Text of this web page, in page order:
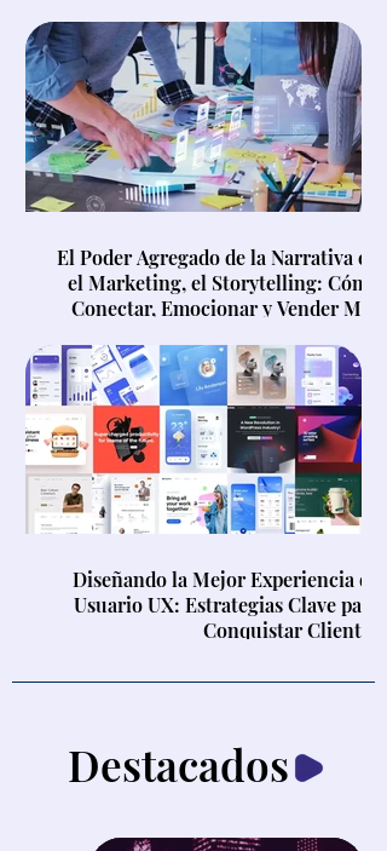
El Poder Agregado de la Narrativa en
el Marketing, el Storytelling: Cómo
Conectar, Emocionar y Vender Más
Diseñando la Mejor Experiencia de
Usuario UX: Estrategias Clave para
Conquistar Clientes
Destacados